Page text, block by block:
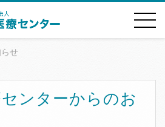
せ
ンターからのお